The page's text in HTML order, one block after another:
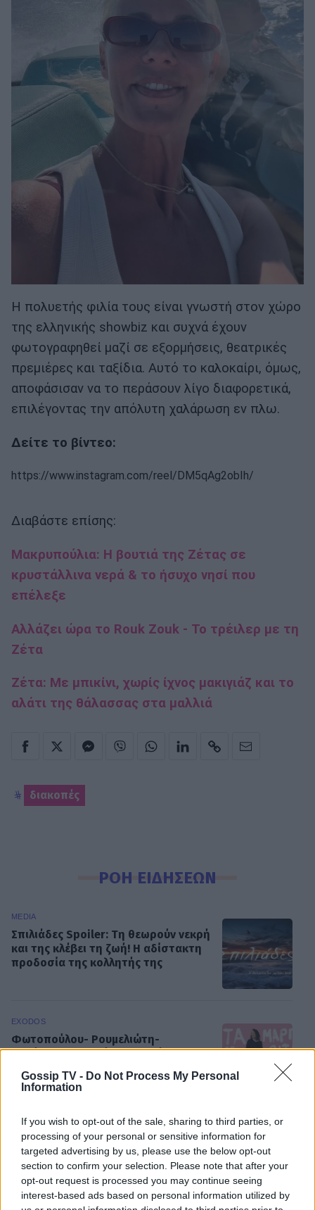
Gossip TV - Do Not Process My Personal
Information
If you wish to opt-out of the sale, sharing to third parties, or
processing of your personal or sensitive information for
targeted advertising by us, please use the below opt-out
section to confirm your selection. Please note that after your
opt-out request is processed you may continue seeing
interest-based ads based on personal information utilized by
Η πολυετής φιλία τους είναι γνωστή στον χώρο
της ελληνικής showbiz και συχνά έχουν
φωτογραφηθεί μαζί σε εξορμήσεις, θεατρικές
πρεμιέρες και ταξίδια. Αυτό το καλοκαίρι, όμως,
αποφάσισαν να το περάσουν λίγο διαφορετικά,
επιλέγοντας την απόλυτη χαλάρωση εν πλω.
Δείτε το βίντεο:
https://www.instagram.com/reel/DM5qAg2obIh/
Διαβάστε επίσης:
Μακρυπούλια: Η βουτιά της Zέτας σε
κρυστάλλινα νερά & το ήσυχο νησί που
επέλεξε
Αλλάζει ώρα το Rouk Zouk - Το τρέιλερ με τη
Ζέτα
Ζέτα: Με μπικίνι, χωρίς ίχνος μακιγιάζ και το
αλάτι της θάλασσας στα μαλλιά
διακοπές
ΡΟΗ ΕΙΔΗΣΕΩΝ
MEDIA
Σπιλιάδες Spoiler: Τη θεωρούν νεκρή
και της κλέβει τη ζωή! Η αδίστακτη
προδοσία της κολλητής της
EXODOS
Φωτοπούλου- Ρουμελιώτη-
Ντούρος: Το χειμώνα στο θέατρο
SHOWBIZ
Μαίρη Αρώνη: Πώς η απεργία πείνας
την οδήγησε στην κορυφή της
Τέχνης της